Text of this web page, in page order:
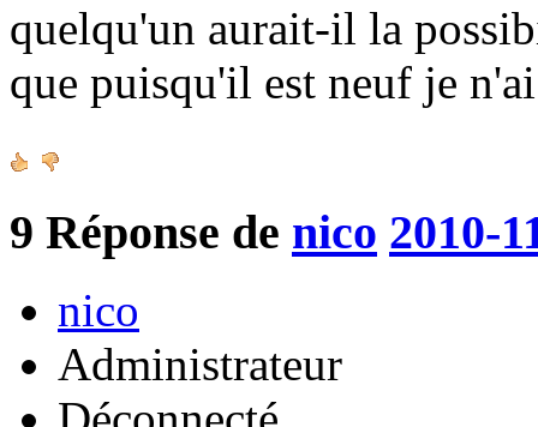
quelqu'un aurait-il la
que puisqu'il est neuf je
9 Réponse de nico 2010-
nico
Administrateur